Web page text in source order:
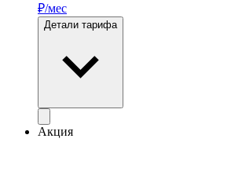
₽/мес
Детали тарифа
Акция